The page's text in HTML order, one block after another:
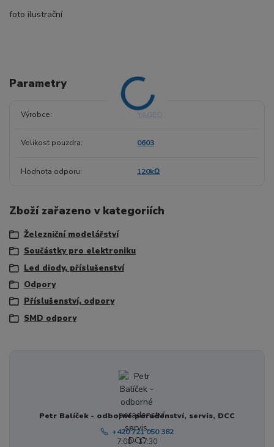
foto ilustrační
Parametry
Výrobce
Velikost pouzdra 0603
Hodnota odporu 120kΩ
Zboží zařazeno v kategoriích
Železniční modelářství
Součástky pro elektroniku
Led diody, příslušenství
Odpory
Příslušenství, odpory
SMD odpory
Petr Balíček - odborné poradenství, servis, DCC
+420 721 050 382
7:00 - 17:30